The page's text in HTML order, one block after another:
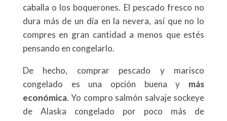
caballa o los boquerones. El pescado fresco no
dura más de un día en la nevera, así que no lo
compres en gran cantidad a menos que estés
pensando en congelarlo.
De hecho, comprar pescado y marisco
congelado es una opción buena y más
económica. Yo compro salmón salvaje sockeye
de Alaska congelado por poco más de